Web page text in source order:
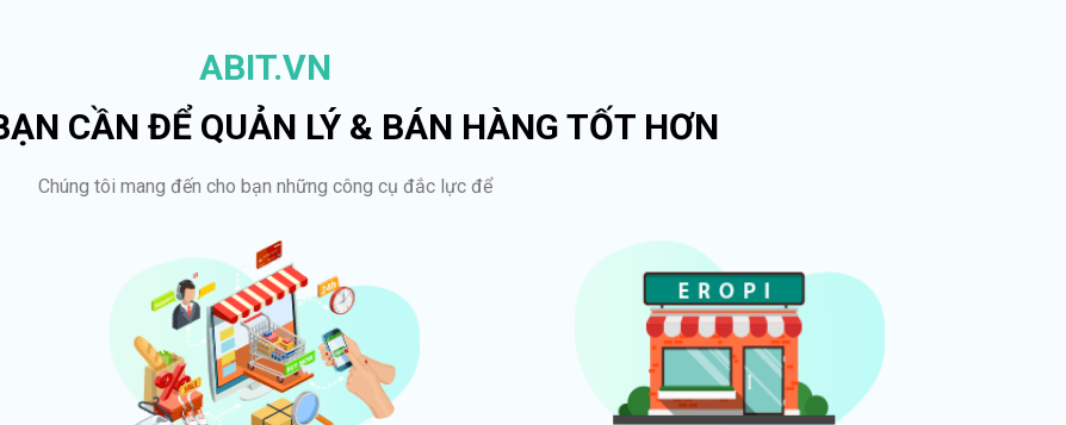
ABIT.VN
CẦN ĐỂ QUẢN LÝ & BÁN HÀNG TỐT HƠN
Chúng tôi mang đến cho bạn những công cụ đắc lực để